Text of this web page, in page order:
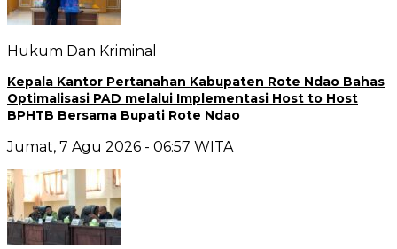
Hukum Dan Kriminal
Kepala Kantor Pertanahan Kabupaten Rote Ndao Bahas
Optimalisasi PAD melalui Implementasi Host to Host
BPHTB Bersama Bupati Rote Ndao
Jumat, 7 Agu 2026 - 06:57 WITA